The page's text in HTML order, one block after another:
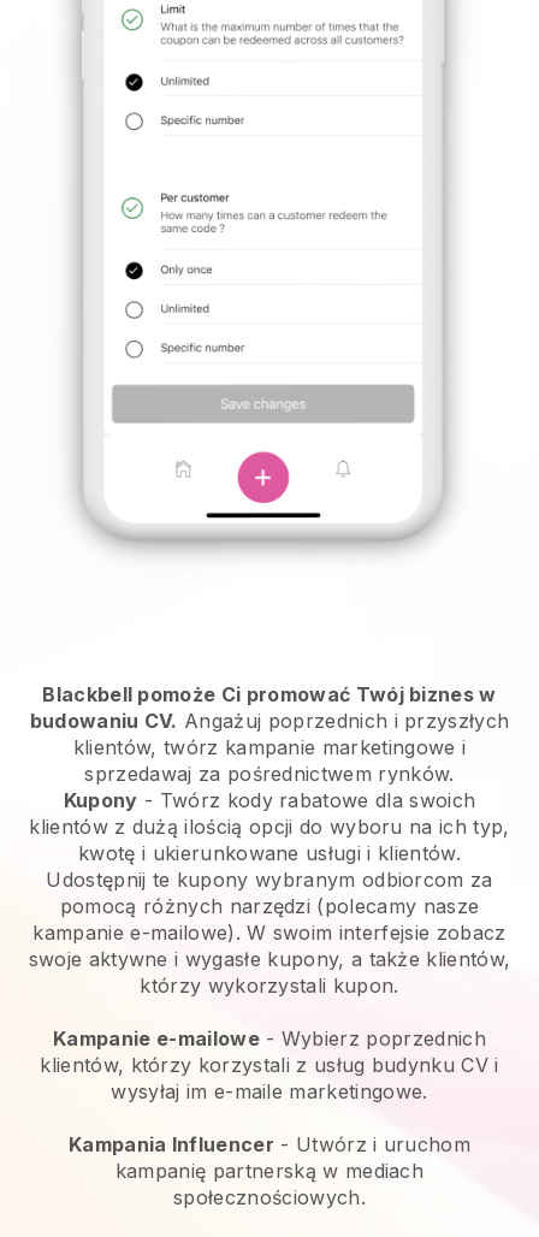
Blackbell pomoże Ci promować Twój biznes w
budowaniu CV. Angażuj poprzednich i przyszłych
klientów, twórz kampanie marketingowe i
sprzedawaj za pośrednictwem rynków.
Kupony - Twórz kody rabatowe dla swoich
klientów z dużą ilością opcji do wyboru na ich typ,
kwotę i ukierunkowane usługi i klientów.
Udostępnij te kupony wybranym odbiorcom za
pomocą różnych narzędzi (polecamy nasze
kampanie e-mailowe). W swoim interfejsie zobacz
swoje aktywne i wygasłe kupony, a także klientów,
którzy wykorzystali kupon.
Kampanie e-mailowe- Wybierz poprzednich
klientów, którzy korzystali z usług budynku CV i
wysyłaj im e-maile marketingowe.
Kampania Influencer - Utwórz i uruchom
kampanię partnerską w mediach
społecznościowych.